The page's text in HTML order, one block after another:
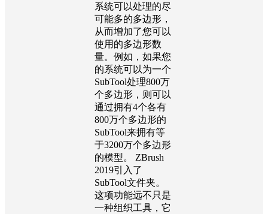
系统可以处理的尽
可能多的多边形，
从而增加了您可以
使用的多边形数
量。例如，如果您
的系统可以为一个
SubTool处理800万
个多边形，则可以
通过拥有4个各有
800万个多边形的
SubTool来拥有等
于3200万个多边形
的模型。 ZBrush
2019引入了
SubTool文件夹。
这项功能远不只是
一种组织工具，它